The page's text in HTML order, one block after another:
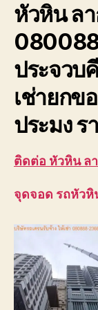
หัวหิน ล
ประจวบ
เช่ายกข
ประมง
ติดต่อ หัวหิน ล
จุดจอด รถหัวหิ